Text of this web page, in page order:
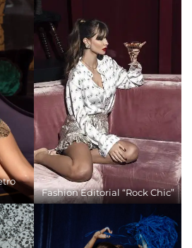
Fashion Editorial “Rock Chic”